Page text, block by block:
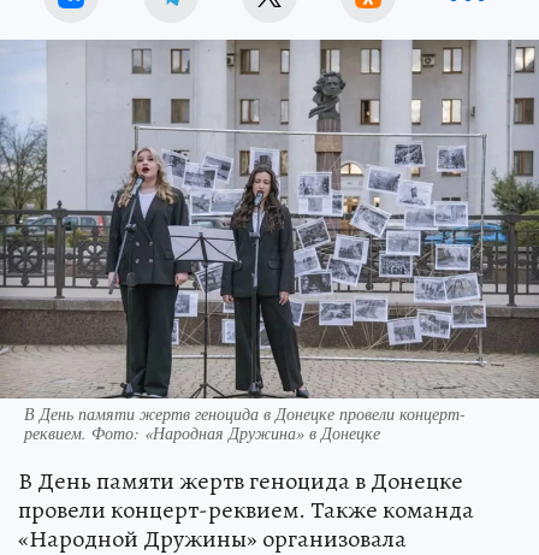
В День памяти жертв геноцида в Донецке провели концерт-
реквием. Фото: «Народная Дружина» в Донецке
В День памяти жертв геноцида в Донецке
провели концерт-реквием. Также команда
«Народной Дружины» организовала